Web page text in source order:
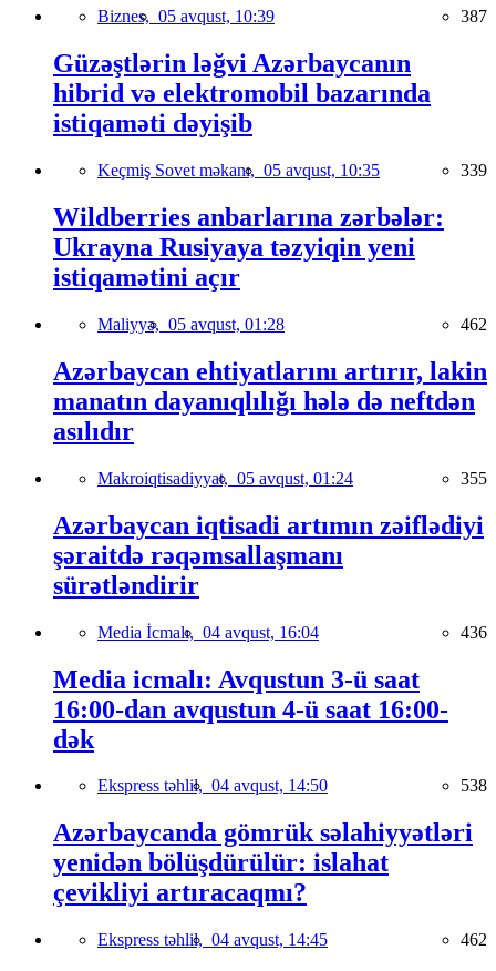
Biznes, 05 avqust, 10:39 387
Güzəştlərin ləğvi Azərbaycanın
hibrid və elektromobil bazarında
istiqaməti dəyişib
Keçmiş Sovet məkanı, 05 avqust, 10:35 339
Wildberries anbarlarına zərbələr:
Ukrayna Rusiyaya təzyiqin yeni
istiqamətini açır
Maliyyə, 05 avqust, 01:28 462
Azərbaycan ehtiyatlarını artırır, lakin
manatın dayanıqlılığı hələ də neftdən
asılıdır
Makroiqtisadiyyat, 05 avqust, 01:24 355
Azərbaycan iqtisadi artımın zəiflədiyi
şəraitdə rəqəmsallaşmanı
sürətləndirir
Media İcmalı, 04 avqust, 16:04 436
Media icmalı: Avqustun 3-ü saat
16:00-dan avqustun 4-ü saat 16:00-
dək
Ekspress təhlil, 04 avqust, 14:50 538
Azərbaycanda gömrük səlahiyyətləri
yenidən bölüşdürülür: islahat
çevikliyi artıracaqmı?
Ekspress təhlil, 04 avqust, 14:45 462